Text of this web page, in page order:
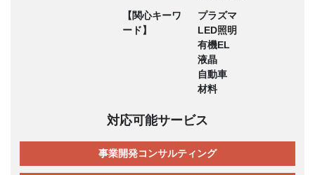
【関心キーワ
ード】
プラズマ
LED照明
有機EL
液晶
自動車
材料
対応可能サービス
事業開発コンサルティング